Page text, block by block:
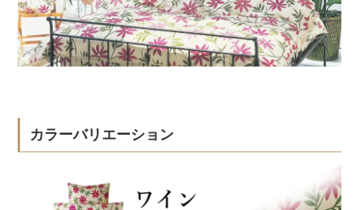
カラーバリエーション